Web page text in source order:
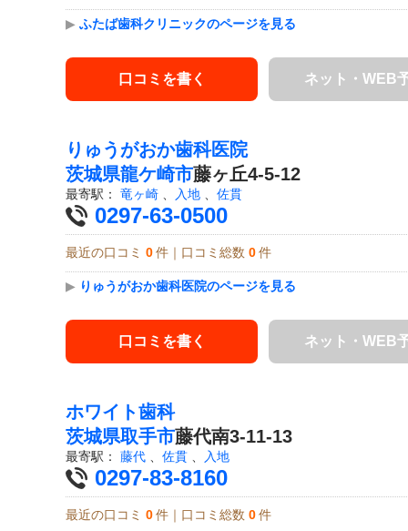
▶ ふたば歯科クリニックのページを見る
口コミを書く ネット・WEB
りゅうがおか歯科医院
茨城県龍ケ崎市藤ヶ丘4-5-12
最寄駅： 竜ヶ崎 入地 佐貫
0297-63-0500
最近の口コミ 0 件｜口コミ総数 0 件
▶ りゅうがおか歯科医院のページを見る
口コミを書く ネット・WEB
ホワイト歯科
茨城県取手市藤代南3-11-13
最寄駅： 藤代 佐貫 入地
0297-83-8160
最近の口コミ 0 件｜口コミ総数 0 件